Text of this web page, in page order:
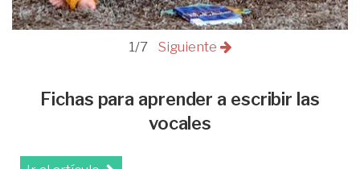
1/7 Siguiente
Fichas para aprender a escribir las
vocales